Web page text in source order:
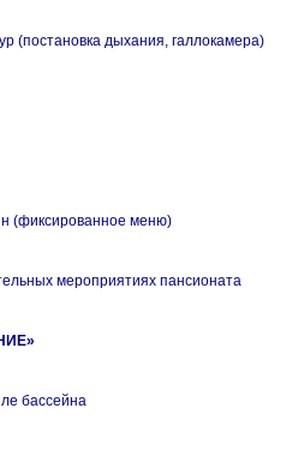
(постановка дыхания, галлокамера)
(фиксированное меню)
мероприятиях пансионата
бассейна